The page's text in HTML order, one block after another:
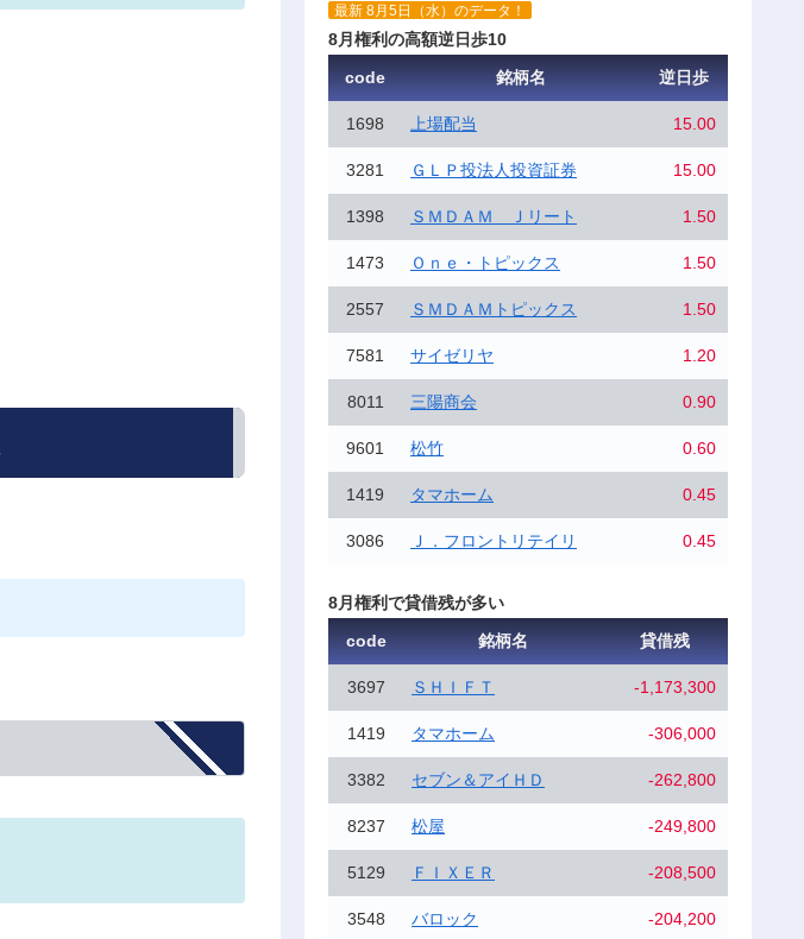
最新 8月5日（水）のデータ！
8月権利の高額逆日歩10
code
銘柄名 逆日歩
1698 上場配当 15.00
3281 ＧＬＰ投法人投資証券 15.00
1398 ＳＭＤＡＭ Ｊリート 1.50
1473 Ｏｎｅ・トピックス 1.50
2557 ＳＭＤＡＭトピックス 1.50
7581 サイゼリヤ 1.20
8011 三陽商会 0.90
9601 松竹 0.60
1419 タマホーム 0.45
3086 Ｊ．フロントリテイリ 0.45
8月権利で貸借残が多い
code
銘柄名 貸借残
3697 ＳＨＩＦＴ -1,173,300
1419 タマホーム -306,000
3382 セブン＆アイＨＤ -262,800
8237 松屋 -249,800
5129 ＦＩＸＥＲ -208,500
3548 バロック -204,200